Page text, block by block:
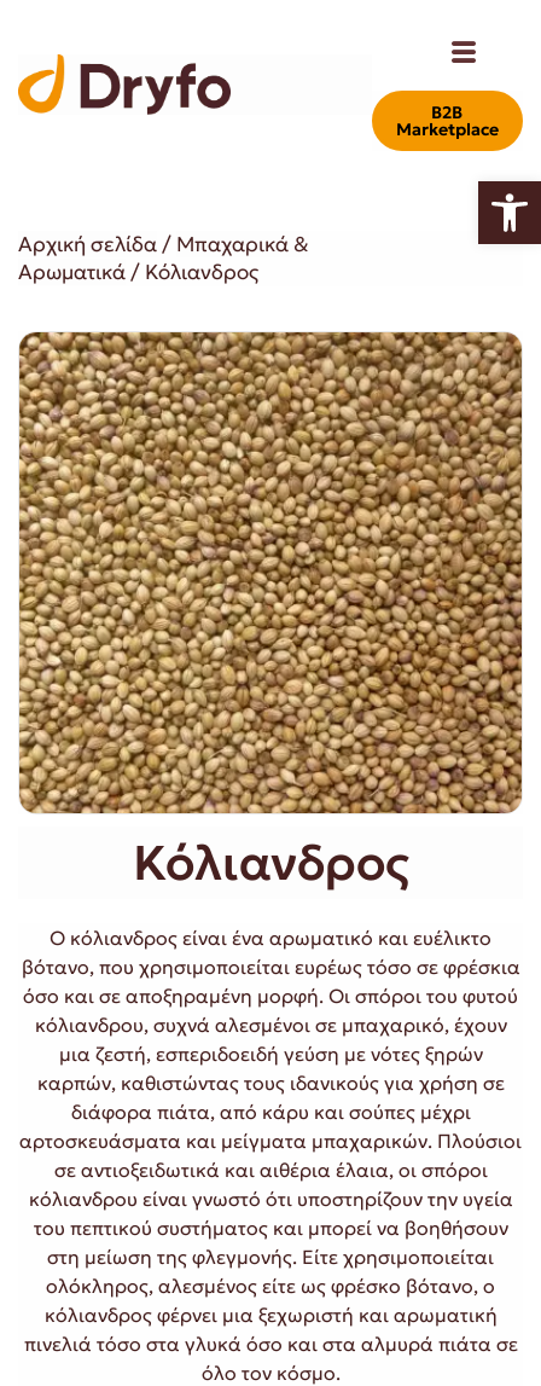
Β2Β
Marketplace
Αρχική σελίδα/ Μπαχαρικά &
Αρωματικά/ Κόλιανδρος
Κόλιανδρος
Ο κόλιανδρος είναι ένα αρωματικό και ευέλικτο
βότανο, που χρησιμοποιείται ευρέως τόσο σε φρέσκια
όσο και σε αποξηραμένη μορφή. Οι σπόροι του φυτού
κόλιανδρου, συχνά αλεσμένοι σε μπαχαρικό, έχουν
μια ζεστή, εσπεριδοειδή γεύση με νότες ξηρών
καρπών, καθιστώντας τους ιδανικούς για χρήση σε
διάφορα πιάτα, από κάρυ και σούπες μέχρι
αρτοσκευάσματα και μείγματα μπαχαρικών. Πλούσιοι
σε αντιοξειδωτικά και αιθέρια έλαια, οι σπόροι
κόλιανδρου είναι γνωστό ότι υποστηρίζουν την υγεία
του πεπτικού συστήματος και μπορεί να βοηθήσουν
στη μείωση της φλεγμονής. Είτε χρησιμοποιείται
ολόκληρος, αλεσμένος είτε ως φρέσκο ​​βότανο, ο
κόλιανδρος φέρνει μια ξεχωριστή και αρωματική
πινελιά τόσο στα γλυκά όσο και στα αλμυρά πιάτα σε
όλο τον κόσμο.